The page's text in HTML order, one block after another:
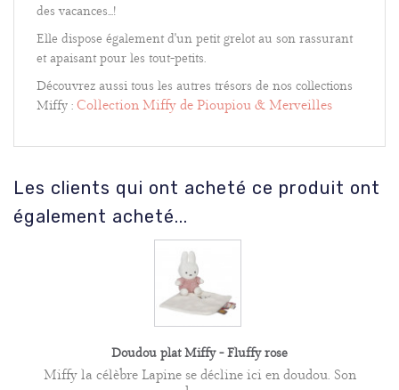
des vacances...!
Elle dispose également d'un petit grelot au son rassurant
et apaisant pour les tout-petits.
Découvrez aussi tous les autres trésors de nos collections
Miffy : Collection Miffy de Pioupiou & Merveilles
Les clients qui ont acheté ce produit ont
également acheté...
Doudou plat Miffy - Fluffy rose
Miffy la célèbre Lapine se décline ici en doudou. Son